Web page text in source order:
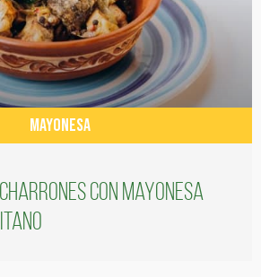
MAYONESA
con mayonesa